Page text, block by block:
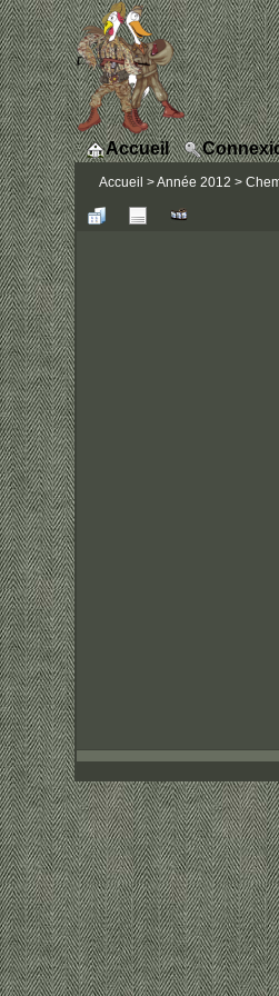
Accueil
Accueil >Année 2012 >